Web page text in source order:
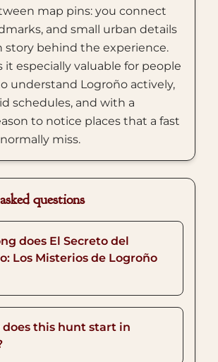
map pins: you connect
and small urban details
story behind the experience.
it especially valuable for people
understand Logroño actively,
schedules, and with a
to notice places that a fast
miss.
questions
does El Secreto del
Los Misterios de Logroño
does this hunt start in